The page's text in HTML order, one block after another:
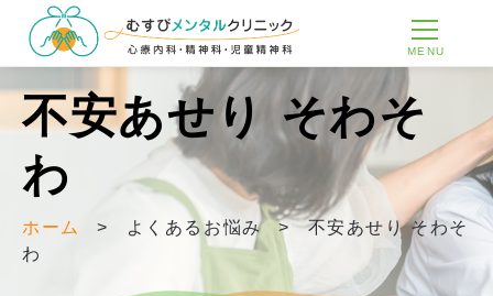
MENU
不安あせり そわそ
わ
ホーム > よくあるお悩み >
不安あせり そわそ
わ